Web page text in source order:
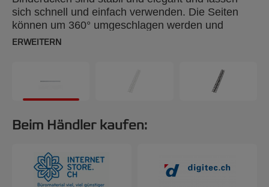
sich schnell und einfach verwenden. Die Seiten
können um 360° umgeschlagen werden und
lassen sich so sehr bequem beschriften oder
geöffnet und wieder geschlossen werden. A4, 12
ERWEITERN
Beim Händler kaufen: